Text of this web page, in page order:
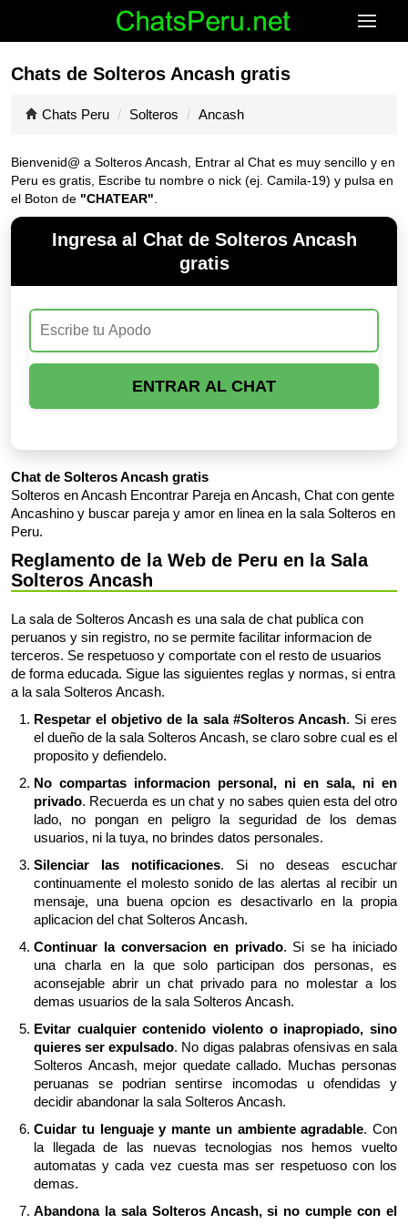
Chats de Solteros Ancash gratis
Chats Peru Solteros Ancash
Bienvenid@ a Solteros Ancash, Entrar al Chat es muy sencillo y en
Peru es gratis, Escribe tu nombre o nick (ej. Camila-19) y pulsa en
el Boton de "CHATEAR"
Ingresa al Chat de Solteros Ancash
gratis
ENTRAR AL CHAT
Chat de Solteros Ancash gratis
Solteros en Ancash Encontrar Pareja en Ancash, Chat con gente
Ancashino y buscar pareja y amor en linea en la sala Solteros en
Peru.
Reglamento de la Web de Peru en la Sala
Solteros Ancash
La sala de Solteros Ancash es una sala de chat publica con
peruanos y sin registro, no se permite facilitar informacion de
terceros. Se respetuoso y comportate con el resto de usuarios
de forma educada. Sigue las siguientes reglas y normas, si entra
a la sala Solteros Ancash.
Respetar el objetivo de la sala #Solteros Ancash. Si eres
el dueño de la sala Solteros Ancash, se claro sobre cual es el
proposito y defiendelo.
No compartas informacion personal, ni en sala, ni en
privado. Recuerda es un chat y no sabes quien esta del otro
lado, no pongan en peligro la seguridad de los demas
usuarios, ni la tuya, no brindes datos personales.
Silenciar las notificaciones. Si no deseas escuchar
continuamente el molesto sonido de las alertas al recibir un
mensaje, una buena opcion es desactivarlo en la propia
aplicacion del chat Solteros Ancash.
Continuar la conversacion en privado. Si se ha iniciado
una charla en la que solo participan dos personas, es
aconsejable abrir un chat privado para no molestar a los
demas usuarios de la sala Solteros Ancash.
Evitar cualquier contenido violento o inapropiado, sino
quieres ser expulsado. No digas palabras ofensivas en sala
Solteros Ancash, mejor quedate callado. Muchas personas
peruanas se podrian sentirse incomodas u ofendidas y
decidir abandonar la sala Solteros Ancash.
Cuidar tu lenguaje y mante un ambiente agradable. Con
la llegada de las nuevas tecnologias nos hemos vuelto
automatas y cada vez cuesta mas ser respetuoso con los
demas.
Abandona la sala Solteros Ancash, si no cumple con el